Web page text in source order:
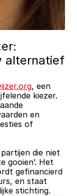
alternatief
, een
kiezer.
en
of
die niet
gooien’. Het
gefinancierd
en staat
stichting.